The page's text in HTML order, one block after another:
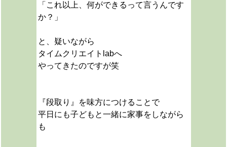
「これ以上、何ができるって言うんです
か？」
と、疑いながら
タイムクリエイトlabへ
やってきたのですが笑
『段取り』を味方につけることで
平日にも子どもと一緒に家事をしながら
も